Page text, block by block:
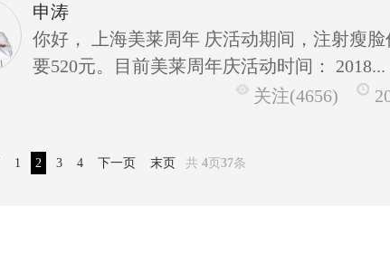
申涛
你好， 上海美莱周年 庆活动期间，注射瘦
要520元。目前美莱周年庆活动时间： 2018...
关注(4656)
1 2 3 4 下一页 末页 共4页37条